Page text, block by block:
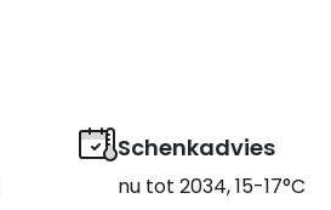
Schenkadvies
nu tot 2034, 15-17°C